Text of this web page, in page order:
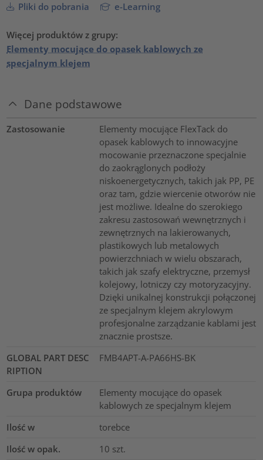
Pliki do pobrania e-Learning
Więcej produktów z grupy:
Elementy mocujące do opasek kablowych ze
specjalnym klejem
Dane podstawowe
Zastosowanie
Elementy mocujące FlexTack do
opasek kablowych to innowacyjne
mocowanie przeznaczone specjalnie
do zaokrąglonych podłoży
niskoenergetycznych, takich jak PP, PE
oraz tam, gdzie wiercenie otworów nie
jest możliwe. Idealne do szerokiego
zakresu zastosowań wewnętrznych i
zewnętrznych na lakierowanych,
plastikowych lub metalowych
powierzchniach w wielu obszarach,
takich jak szafy elektryczne, przemysł
kolejowy, lotniczy czy motoryzacyjny.
Dzięki unikalnej konstrukcji połączonej
ze specjalnym klejem akrylowym
profesjonalne zarządzanie kablami jest
znacznie prostsze.
GLOBAL PART DESC
RIPTION
FMB4APT-A-PA66HS-BK
Grupa produktów
Elementy mocujące do opasek
kablowych ze specjalnym klejem
Ilość w
torebce
Ilość w opak.
10 szt.